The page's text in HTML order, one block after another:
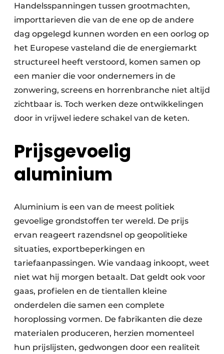
Handelsspanningen tussen grootmachten,
importtarieven die van de ene op de andere
dag opgelegd kunnen worden en een oorlog op
het Europese vasteland die de energiemarkt
structureel heeft verstoord, komen samen op
een manier die voor ondernemers in de
zonwering, screens en horrenbranche niet altijd
zichtbaar is. Toch werken deze ontwikkelingen
door in vrijwel iedere schakel van de keten.
Prijsgevoelig
aluminium
Aluminium is een van de meest politiek
gevoelige grondstoffen ter wereld. De prijs
ervan reageert razendsnel op geopolitieke
situaties, exportbeperkingen en
tariefaanpassingen. Wie vandaag inkoopt, weet
niet wat hij morgen betaalt. Dat geldt ook voor
gaas, profielen en de tientallen kleine
onderdelen die samen een complete
horoplossing vormen. De fabrikanten die deze
materialen produceren, herzien momenteel
hun prijslijsten, gedwongen door een realiteit